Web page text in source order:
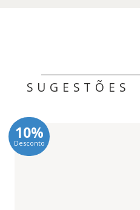
SUGESTÕES
10%
Desconto